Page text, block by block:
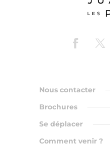
Nous contacter
Brochures
Se déplacer
Comment venir ?